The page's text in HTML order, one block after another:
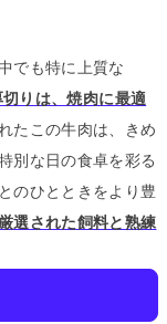
でも特に上質な
りは、焼肉に最適
たこの牛肉は、きめ
別な日の食卓を彩る
のひとときをより豊
選された飼料と熟練